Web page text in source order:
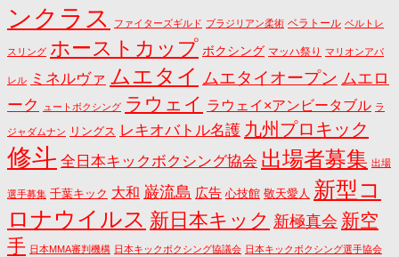
ンクラス
ファイターズギルド ブラジリアン柔術 ベラトール ベルトレ
スリング ホーストカップ ボクシング マッハ祭り マリオンアパ
レル ミネルヴァ ムエタイ ムエタイオープン ムエロ
ーク
ュートボクシング ラウェイ ラウェイ×アンビータブル ラ
ジャダムナン リングス レキオバトル名護 九州プロキック
修斗 全日本キックボクシング協会 出場者募集 出場
選手募集 千葉キック 大和 巌流島 広告 心技館 敬天愛人 新型コ
ロナウイルス 新日本キック 新極真会 新空
手 日本MMA審判機構 日本キックボクシング協議会 日本キックボクシング選手協会